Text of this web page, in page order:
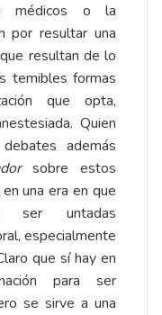
médicos o la
por resultar una
resultan de lo
temibles formas
que opta,
Quien
además
sobre estos
una era en que
ser untadas
especialmente
que sí hay en
para ser
se sirve a una